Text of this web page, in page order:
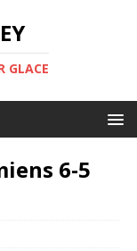
GLACE
6-5